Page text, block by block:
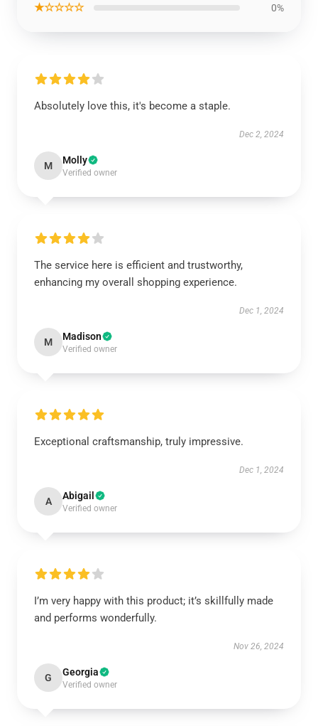
★☆☆☆☆ 0%
Absolutely love this, it's become a staple.
Dec 2, 2024
M Molly
Verified owner
The service here is efficient and trustworthy,
enhancing my overall shopping experience.
Dec 1, 2024
M Madison
Verified owner
Exceptional craftsmanship, truly impressive.
Dec 1, 2024
A Abigail
Verified owner
I’m very happy with this product; it’s skillfully made
and performs wonderfully.
Nov 26, 2024
G Georgia
Verified owner